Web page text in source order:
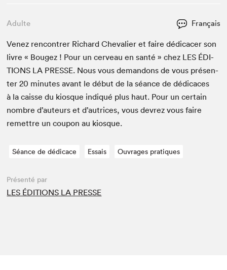
Adulte Français
Venez ren­con­tr­er Richard Cheva­lier et faire dédi­cac­er son
livre « Bougez ! Pour un cerveau en san­té » chez LES ÉDI­
TIONS LA PRESSE. Nous vous deman­dons de vous présen­
ter20 min­utes avant le début de la séance de dédi­caces
à la caisse du kiosque indiqué plus haut. Pour un cer­tain
nom­bre d’auteurs et d’autrices, vous devrez vous faire
remet­tre un coupon au kiosque.
Séance de dédicace Essais Ouvrages pratiques
Présenté par
LES ÉDITIONS LA PRESSE